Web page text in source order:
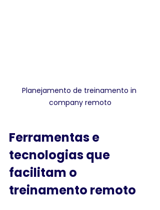
Planejamento de treinamento in
company remoto
Ferramentas e
tecnologias que
facilitam o
treinamento remoto